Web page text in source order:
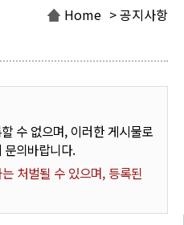
Home > 공지사항
수 없으며, 이러한 게시물로
의바랍니다.
처벌될 수 있으며, 등록된